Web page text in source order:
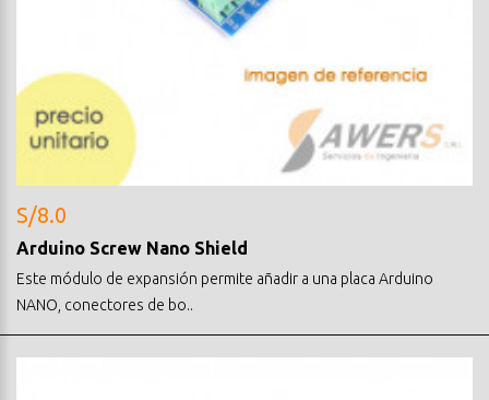
S/8.0
Arduino Screw Nano Shield
Este módulo de expansión permite añadir a una placa Arduino
NANO, conectores de bo..